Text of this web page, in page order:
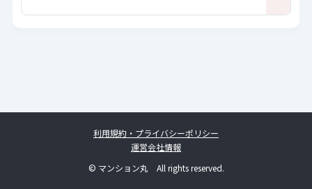
利用規約・プライバシーポリシー
運営会社情報
© マンション丸 All rights reserved.